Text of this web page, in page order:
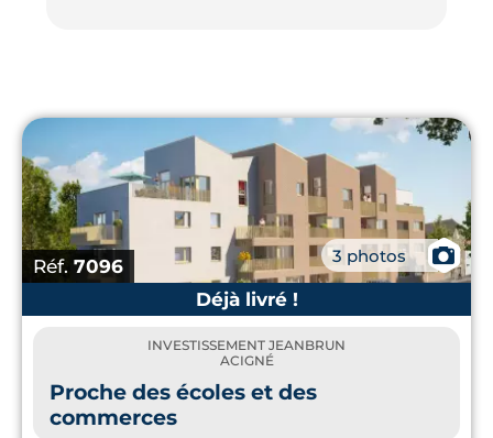
Réf. 7096 3 photos
📷
Déjà livré !
INVESTISSEMENT JEANBRUN
ACIGNÉ
Proche des écoles et des
commerces